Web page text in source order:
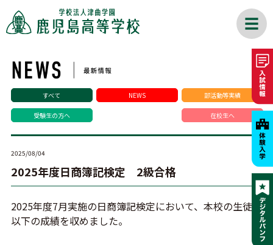
すべて NEWS 部活動等実績
受験生の方へ 在校生へ
2025/08/04
2025年度日商簿記検定 2級合格
2025年度7月実施の日商簿記検定において、本校の生徒が
以下の成績を収めました。